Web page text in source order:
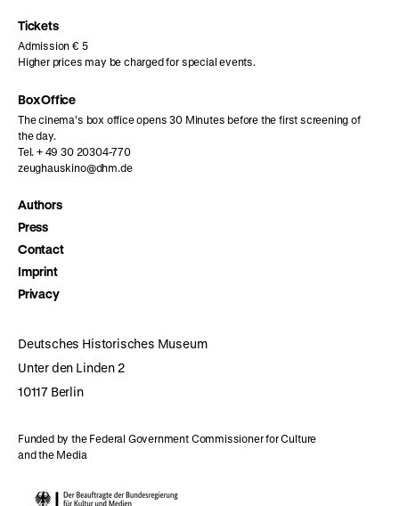
Tickets
Admission € 5
Higher prices may be charged for special events.
Box Office
The cinema’s box office opens 30 Minutes before the first screening of
the day.
Tel. + 49 30 20304-770
zeughauskino@dhm.de
Authors
Press
Contact
Imprint
Privacy
Deutsches Historisches Museum
Unter den Linden 2
10117 Berlin
Funded by the Federal Government Commissioner for Culture
and the Media